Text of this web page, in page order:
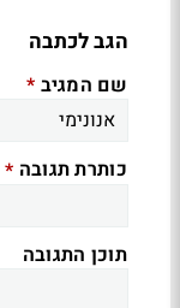
הגב לכתבה
שם המגיב *
כותרת תגובה *
תוכן התגובה